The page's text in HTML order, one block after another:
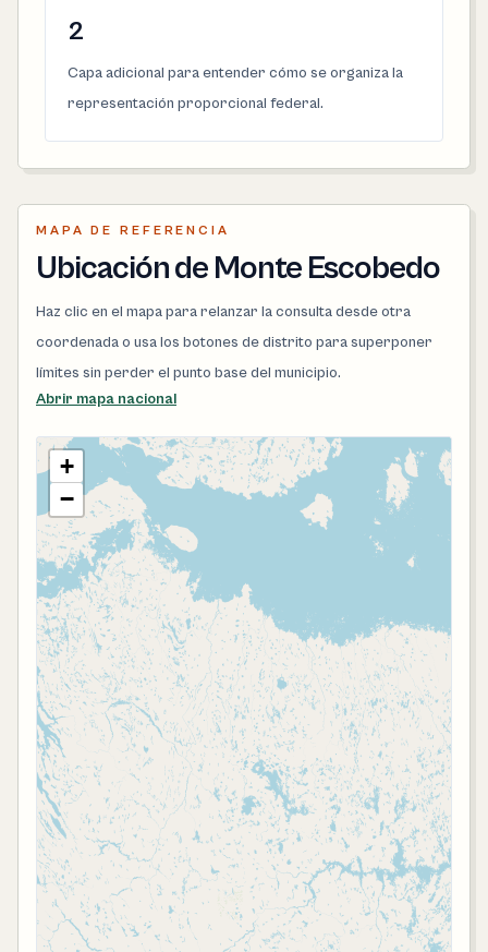
2
Capa adicional para entender cómo se organiza la
representación proporcional federal.
MAPA DE REFERENCIA
Ubicación de Monte Escobedo
Haz clic en el mapa para relanzar la consulta desde otra
coordenada o usa los botones de distrito para superponer
límites sin perder el punto base del municipio.
Abrir mapa nacional
+
−